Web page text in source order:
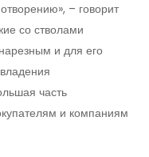
– говорит
со стволами
и для его
часть
и компаниям